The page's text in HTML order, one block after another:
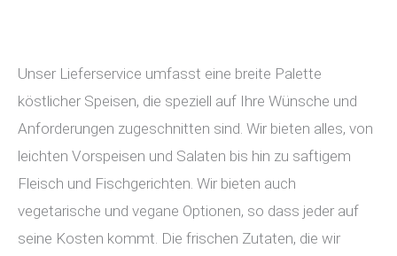
Unser Lieferservice umfasst eine breite Palette
köstlicher Speisen, die speziell auf Ihre Wünsche und
Anforderungen zugeschnitten sind. Wir bieten alles, von
leichten Vorspeisen und Salaten bis hin zu saftigem
Fleisch und Fischgerichten. Wir bieten auch
vegetarische und vegane Optionen, so dass jeder auf
seine Kosten kommt. Die frischen Zutaten, die wir